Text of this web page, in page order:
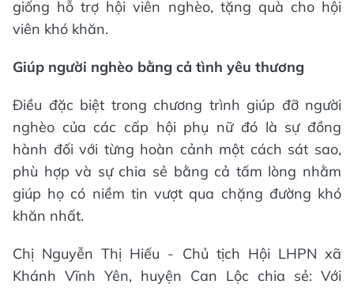
giống hỗ trợ hội viên nghèo, tặng quà cho hội
viên khó khăn.
Giúp người nghèo bằng cả tình yêu thương
Điều đặc biệt trong chương trình giúp đỡ người
nghèo của các cấp hội phụ nữ đó là sự đồng
hành đối với từng hoàn cảnh một cách sát sao,
phù hợp và sự chia sẻ bằng cả tấm lòng nhằm
giúp họ có niềm tin vượt qua chặng đường khó
khăn nhất.
Chị Nguyễn Thị Hiếu - Chủ tịch Hội LHPN xã
Khánh Vĩnh Yên, huyện Can Lộc chia sẻ: Với